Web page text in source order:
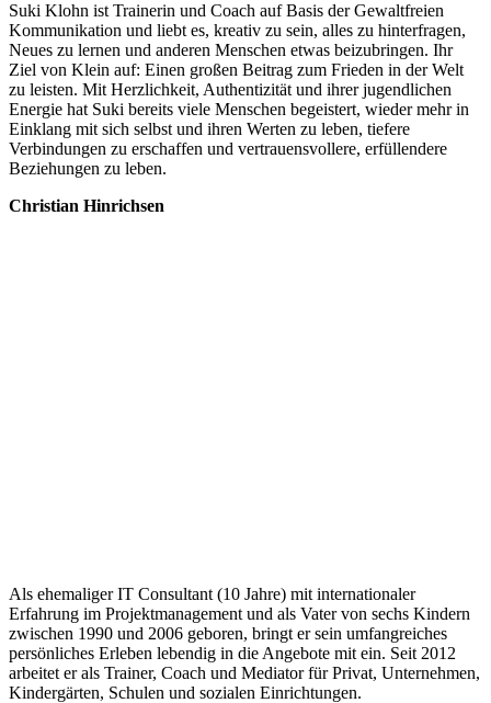
Suki Klohn ist Trainerin und Coach auf Basis der Gewaltfreien
Kommunikation und liebt es, kreativ zu sein, alles zu hinterfragen,
Neues zu lernen und anderen Menschen etwas beizubringen. Ihr
Ziel von Klein auf: Einen großen Beitrag zum Frieden in der Welt
zu leisten. Mit Herzlichkeit, Authentizität und ihrer jugendlichen
Energie hat Suki bereits viele Menschen begeistert, wieder mehr in
Einklang mit sich selbst und ihren Werten zu leben, tiefere
Verbindungen zu erschaffen und vertrauensvollere, erfüllendere
Beziehungen zu leben.
Christian Hinrichsen
Als ehemaliger IT Consultant (10 Jahre) mit internationaler
Erfahrung im Projektmanagement und als Vater von sechs Kindern
zwischen 1990 und 2006 geboren, bringt er sein umfangreiches
persönliches Erleben lebendig in die Angebote mit ein. Seit 2012
arbeitet er als Trainer, Coach und Mediator für Privat, Unternehmen,
Kindergärten, Schulen und sozialen Einrichtungen.